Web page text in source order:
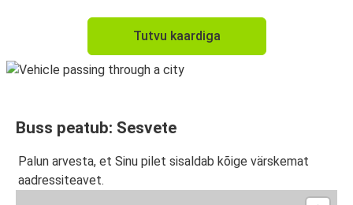
Tutvu kaardiga
Buss peatub: Sesvete
Palun arvesta, et Sinu pilet sisaldab kõige värskemat
aadressiteavet.